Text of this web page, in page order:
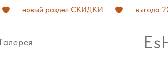
новый раздел СКИДКИ выгода
Галерея